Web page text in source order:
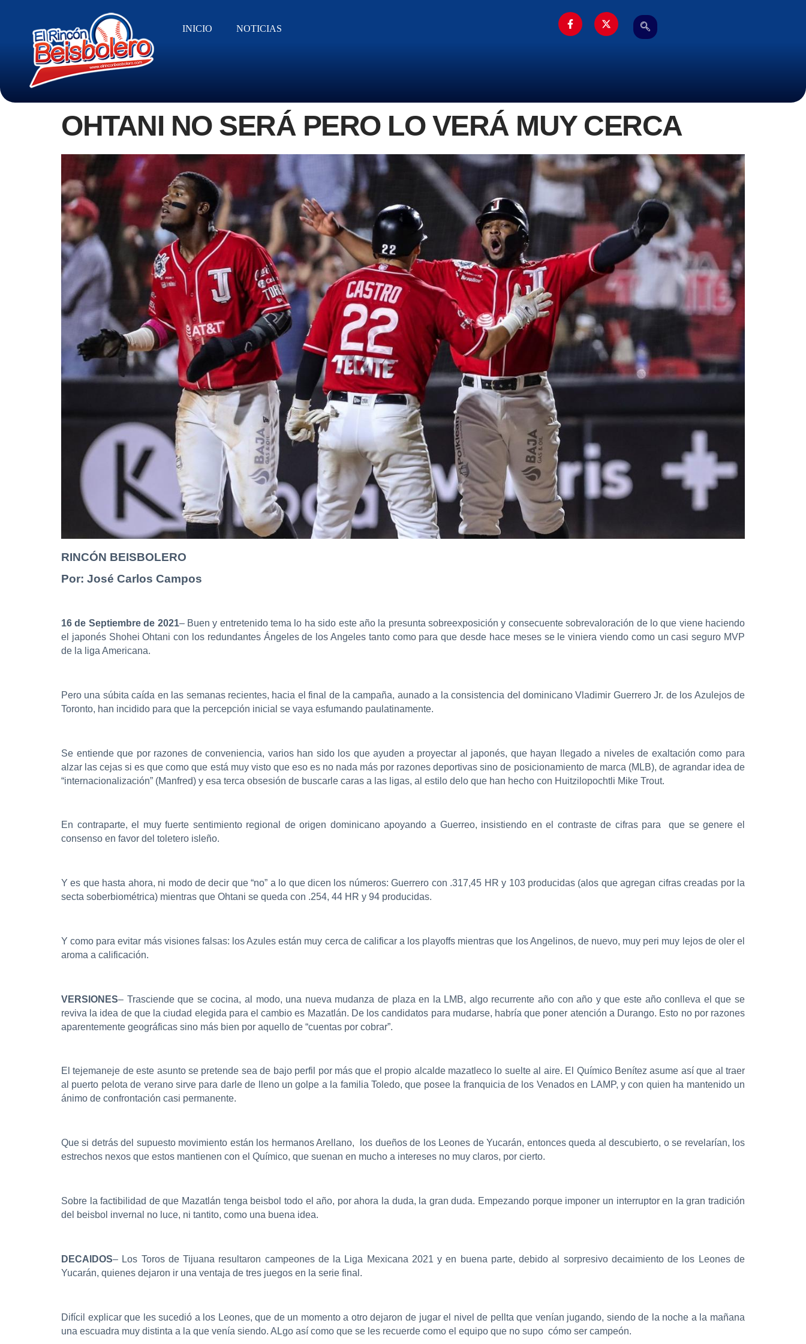
INICIO NOTICIAS
OHTANI NO SERÁ PERO LO VERÁ MUY CERCA
RINCÓN BEISBOLERO
Por: José Carlos Campos
16 de Septiembre de 2021– Buen y entretenido tema lo ha sido este año la presunta sobreexposición y consecuente sobrevaloración de lo que viene haciendo
el japonés Shohei Ohtani con los redundantes Ángeles de los Angeles tanto como para que desde hace meses se le viniera viendo como un casi seguro MVP
de la liga Americana.
Pero una súbita caída en las semanas recientes, hacia el final de la campaña, aunado a la consistencia del dominicano Vladimir Guerrero Jr. de los Azulejos de
Toronto, han incidido para que la percepción inicial se vaya esfumando paulatinamente.
Se entiende que por razones de conveniencia, varios han sido los que ayuden a proyectar al japonés, que hayan llegado a niveles de exaltación como para
alzar las cejas si es que como que está muy visto que eso es no nada más por razones deportivas sino de posicionamiento de marca (MLB), de agrandar idea de
“internacionalización” (Manfred) y esa terca obsesión de buscarle caras a las ligas, al estilo delo que han hecho con Huitzilopochtli Mike Trout.
En contraparte, el muy fuerte sentimiento regional de origen dominicano apoyando a Guerreo, insistiendo en el contraste de cifras para que se genere el
consenso en favor del toletero isleño.
Y es que hasta ahora, ni modo de decir que “no” a lo que dicen los números: Guerrero con .317,45 HR y 103 producidas (alos que agregan cifras creadas por la
secta soberbiométrica) mientras que Ohtani se queda con .254, 44 HR y 94 producidas.
Y como para evitar más visiones falsas: los Azules están muy cerca de calificar a los playoffs mientras que los Angelinos, de nuevo, muy peri muy lejos de oler el
aroma a calificación.
VERSIONES– Trasciende que se cocina, al modo, una nueva mudanza de plaza en la LMB, algo recurrente año con año y que este año conlleva el que se
reviva la idea de que la ciudad elegida para el cambio es Mazatlán. De los candidatos para mudarse, habría que poner atención a Durango. Esto no por razones
aparentemente geográficas sino más bien por aquello de “cuentas por cobrar”.
El tejemaneje de este asunto se pretende sea de bajo perfil por más que el propio alcalde mazatleco lo suelte al aire. El Químico Benítez asume así que al traer
al puerto pelota de verano sirve para darle de lleno un golpe a la familia Toledo, que posee la franquicia de los Venados en LAMP, y con quien ha mantenido un
ánimo de confrontación casi permanente.
Que si detrás del supuesto movimiento están los hermanos Arellano, los dueños de los Leones de Yucarán, entonces queda al descubierto, o se revelarían, los
estrechos nexos que estos mantienen con el Químico, que suenan en mucho a intereses no muy claros, por cierto.
Sobre la factibilidad de que Mazatlán tenga beisbol todo el año, por ahora la duda, la gran duda. Empezando porque imponer un interruptor en la gran tradición
del beisbol invernal no luce, ni tantito, como una buena idea.
DECAIDOS– Los Toros de Tijuana resultaron campeones de la Liga Mexicana 2021 y en buena parte, debido al sorpresivo decaimiento de los Leones de
Yucarán, quienes dejaron ir una ventaja de tres juegos en la serie final.
Difícil explicar que les sucedió a los Leones, que de un momento a otro dejaron de jugar el nivel de pellta que venían jugando, siendo de la noche a la mañana
una escuadra muy distinta a la que venía siendo. ALgo así como que se les recuerde como el equipo que no supo cómo ser campeón.